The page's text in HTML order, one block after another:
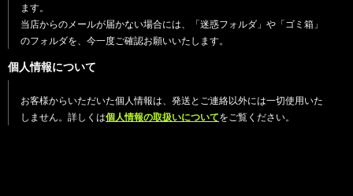
ます。
当店からのメールが届かない場合には、「迷惑フォルダ」や「ゴミ箱」
のフォルダを、今一度ご確認お願いいたします。
個人情報について
お客様からいただいた個人情報は、発送とご連絡以外には一切使用いた
しません。詳しくは個人情報の取扱いについてをご覧ください。